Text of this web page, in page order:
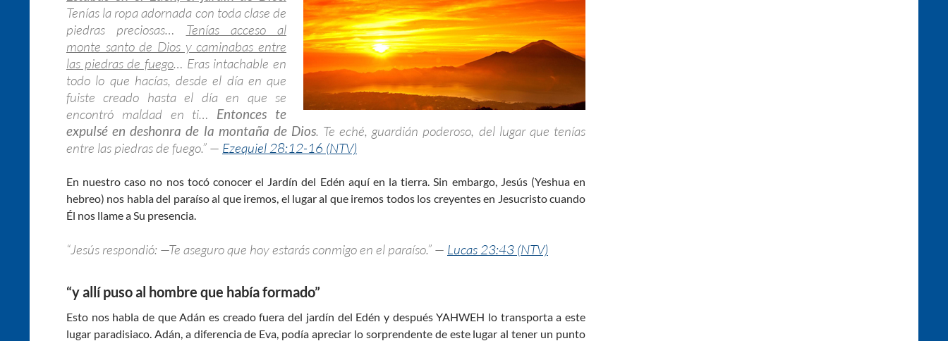
Tenías la ropa adornada con toda clase de
piedras preciosas… Tenías acceso al
monte santo de Dios y caminabas entre
las piedras de fuego… Eras intachable en
todo lo que hacías, desde el día en que
fuiste creado hasta el día en que se
encontró maldad en ti… Entonces te
expulsé en deshonra de la montaña de Dios. Te eché, guardián poderoso, del lugar que tenías
entre las piedras de fuego.” — Ezequiel 28:12-16 (NTV)
En nuestro caso no nos tocó conocer el Jardín del Edén aquí en la tierra. Sin embargo, Jesús (Yeshua en
hebreo) nos habla del paraíso al que iremos, el lugar al que iremos todos los creyentes en Jesucristo cuando
Él nos llame a Su presencia.
“Jesús respondió: —Te aseguro que hoy estarás conmigo en el paraíso.” — Lucas 23:43 (NTV)
“y allí puso al hombre que había formado”
Esto nos habla de que Adán es creado fuera del jardín del Edén y después YAHWEH lo transporta a este
lugar paradisiaco. Adán, a diferencia de Eva, podía apreciar lo sorprendente de este lugar al tener un punto